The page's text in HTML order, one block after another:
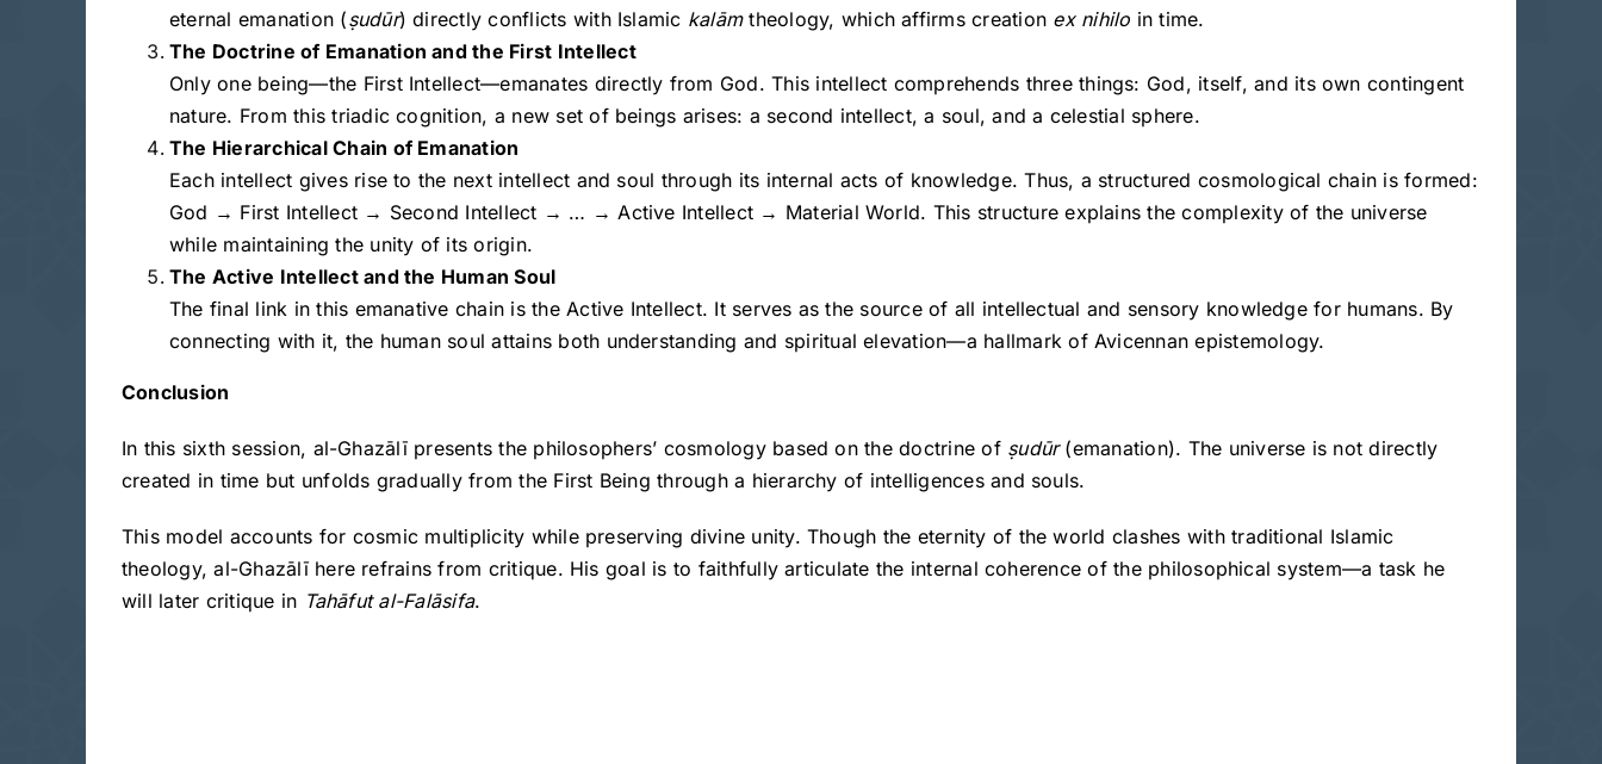
eternal emanation (ṣudūr) directly conflicts with Islamic kalāmtheology, which affirms creation ex nihilo in time.
The Doctrine of Emanation and the First Intellect
Only one being—the First Intellect—emanates directly from God. This intellect comprehends three things: God, itself, and its own contingent
nature. From this triadic cognition, a new set of beings arises: a second intellect, a soul, and a celestial sphere.
The Hierarchical Chain of Emanation
Each intellect gives rise to the next intellect and soul through its internal acts of knowledge. Thus, a structured cosmological chain is formed:
God → First Intellect → Second Intellect → … → Active Intellect → Material World. This structure explains the complexity of the universe
while maintaining the unity of its origin.
The Active Intellect and the Human Soul
The final link in this emanative chain is the Active Intellect. It serves as the source of all intellectual and sensory knowledge for humans. By
connecting with it, the human soul attains both understanding and spiritual elevation—a hallmark of Avicennan epistemology.
Conclusion
In this sixth session, al-Ghazālī presents the philosophers’ cosmology based on the doctrine of ṣudūr(emanation). The universe is not directly
created in time but unfolds gradually from the First Being through a hierarchy of intelligences and souls.
This model accounts for cosmic multiplicity while preserving divine unity. Though the eternity of the world clashes with traditional Islamic
theology, al-Ghazālī here refrains from critique. His goal is to faithfully articulate the internal coherence of the philosophical system—a task he
will later critique in Tahāfut al-Falāsifa.